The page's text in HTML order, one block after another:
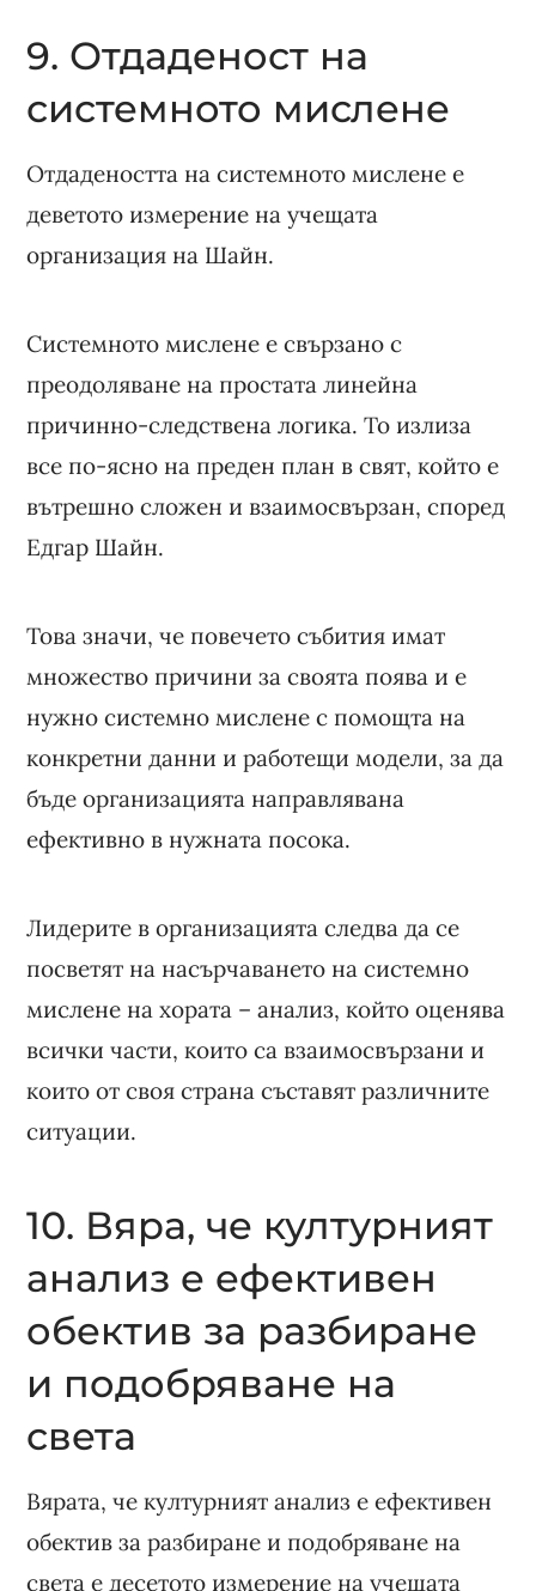
9. Отдаденост на
системното мислене
Отдадеността на системното мислене е
деветото измерение на учещата
организация на Шайн.
Системното мислене е свързано с
преодоляване на простата линейна
причинно-следствена логика. То излиза
все по-ясно на преден план в свят, който е
вътрешно сложен и взаимосвързан, според
Едгар Шайн.
Това значи, че повечето събития имат
множество причини за своята поява и е
нужно системно мислене с помощта на
конкретни данни и работещи модели, за да
бъде организацията направлявана
ефективно в нужната посока.
Лидерите в организацията следва да се
посветят на насърчаването на системно
мислене на хората – анализ, който оценява
всички части, които са взаимосвързани и
които от своя страна съставят различните
ситуации.
10. Вяра, че културният
анализ е ефективен
обектив за разбиране
и подобряване на
света
Вярата, че културният анализ е ефективен
обектив за разбиране и подобряване на
света е десетото измерение на учещата